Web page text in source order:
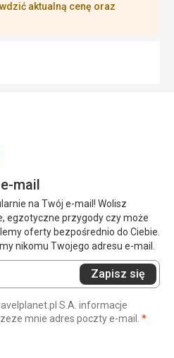
aktualną cenę oraz
mail
na Twój e-mail! Wolisz
egzotyczne przygody czy może
oferty bezpośrednio do Ciebie.
nikomu Twojego adresu e-mail.
Zapisz się
S.A. informacje
mnie adres poczty e-mail. *